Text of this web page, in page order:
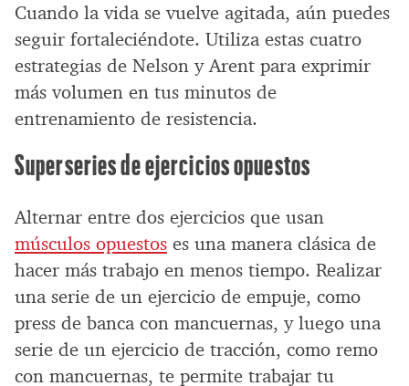
Cuando la vida se vuelve agitada, aún puedes
seguir fortaleciéndote. Utiliza estas cuatro
estrategias de Nelson y Arent para exprimir
más volumen en tus minutos de
entrenamiento de resistencia.
Superseries de ejercicios opuestos
Alternar entre dos ejercicios que usan
músculos opuestos es una manera clásica de
hacer más trabajo en menos tiempo. Realizar
una serie de un ejercicio de empuje, como
press de banca con mancuernas, y luego una
serie de un ejercicio de tracción, como remo
con mancuernas, te permite trabajar tu